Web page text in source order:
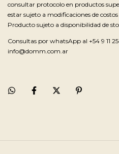
consultar protocolo en productos
estar sujeto a modificaciones de
Producto sujeto a disponibilidad de
Consultas por whatsApp al +54 9 11
info@domm.com.ar